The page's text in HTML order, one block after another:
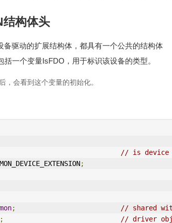
结构体头
驱动的扩展结构体，都具有一个公共的结构体
括一个变量IsFDO，用于标识该设备的类型。
，会看到这个变量的初始化。
// is device a
;
;
// shared
;
// driver